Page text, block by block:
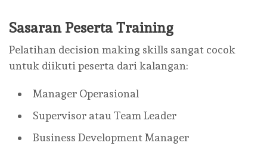
Sasaran Peserta Training
Pelatihan decision making skills sangat cocok
untuk diikuti peserta dari kalangan:
Manager Operasional
Supervisor atau Team Leader
Business Development Manager